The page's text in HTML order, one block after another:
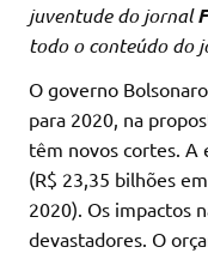
juventude do jornal
todo o conteúdo do
O governo
para 2020, na
têm novos cortes. A
(R$ 23,35 bilhões
2020). Os impactos
devastadores. O